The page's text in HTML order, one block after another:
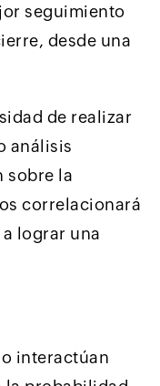
seguimiento
desde una
de realizar
análisis
sobre la
correlacionará
lograr una
interactúan